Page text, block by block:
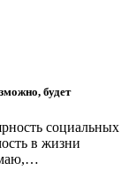
будет
социальных
в жизни